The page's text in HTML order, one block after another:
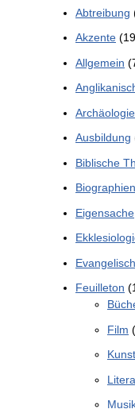
Abtreibung
Akzente
Allgemein
Archäologie
Ausbildung
Biblische
Biographien
Eigensache
Feuilleton
Film
Kunst